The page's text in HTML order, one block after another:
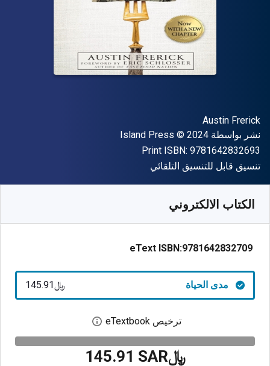
المؤلف (المؤلفون)
Austin Frerick
الناشر
نشر بواسطة Island Press
حقوق الطبع والنشر © 2024
Print ISBN: 9781642832693
شكل
تنسيق قابل للتنسيق التلقائي
الكتاب الالكتروني
eText ISBN:9781642832709
مدى الحياة ﷼‎145.91
ترخيص eTextbook افتح مربع حوار
﷼‎145.91 SAR